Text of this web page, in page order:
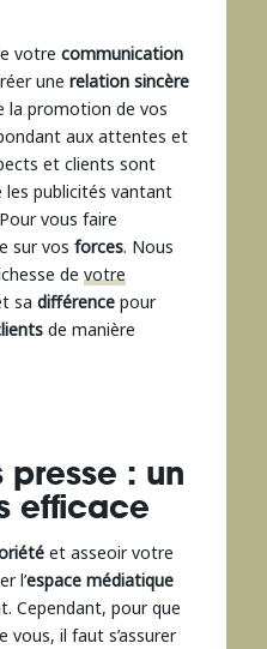
votre communication
une relation sincère
la promotion de vos
aux attentes et
et clients sont
les publicités vantant
vous faire
sur vos forces. Nous
de votre
sa différencepour
de manière
presse : un
efficace
et asseoir votre
l’espace médiatique
Cependant, pour que
vous, il faut s’assurer